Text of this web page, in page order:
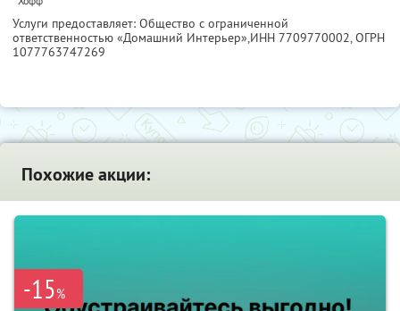
Услуги предоставляет: Общество с ограниченной
ответственностью «Домашний Интерьер»,ИНН 7709770002, ОГРН
1077763747269
Похожие акции:
-15%